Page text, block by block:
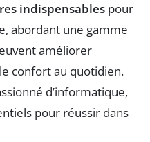
indispensables pour
abordant une gamme
améliorer
confort au quotidien.
d’informatique,
pour réussir dans